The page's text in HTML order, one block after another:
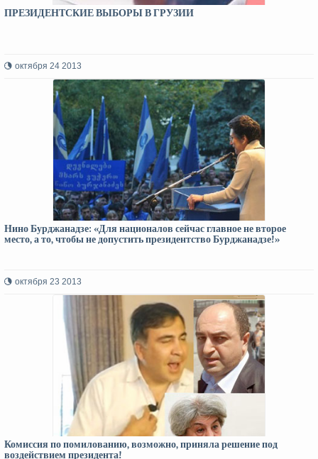
ПРЕЗИДЕНТСКИЕ ВЫБОРЫ В ГРУЗИИ
октября 24 2013
Нино Бурджанадзе: «Для националов сейчас главное не второе
место, а то, чтобы не допустить президентство Бурджанадзе!»
октября 23 2013
Комиссия по помилованию, возможно, приняла решение под
воздействием президента!